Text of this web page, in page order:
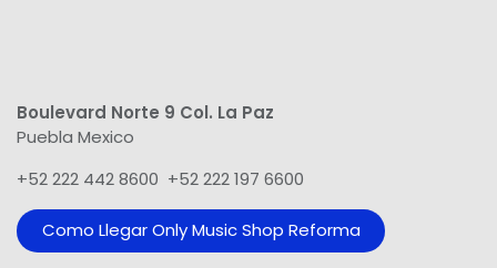
Boulevard Norte 9 Col. La Paz
Puebla Mexico
+52 222 442 8600 +52 222 197 6600
Como Llegar Only Music Shop​ Reforma